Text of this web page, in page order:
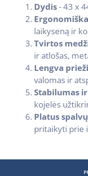
Dydis- 43 x
laikyseną ir
Tvirtos
ir atlošas,
Lengva
valomas ir
Stabilumas
kojelės
Platus
pritaikyti prie